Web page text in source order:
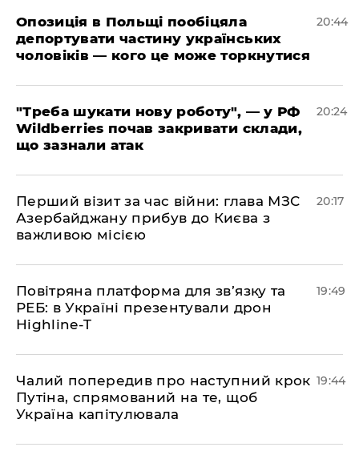
​Опозиція в Польщі пообіцяла
депортувати частину українських
чоловіків — кого це може торкнутися
20:44
​"Треба шукати нову роботу", — у РФ
Wildberries почав закривати склади,
що зазнали атак
20:24
​Перший візит за час війни: глава МЗС
Азербайджану прибув до Києва з
важливою місією
20:17
​Повітряна платформа для зв’язку та
РЕБ: в Україні презентували дрон
Highline-T
19:49
​Чалий попередив про наступний крок
Путіна, спрямований на те, щоб
Україна капітулювала
19:44